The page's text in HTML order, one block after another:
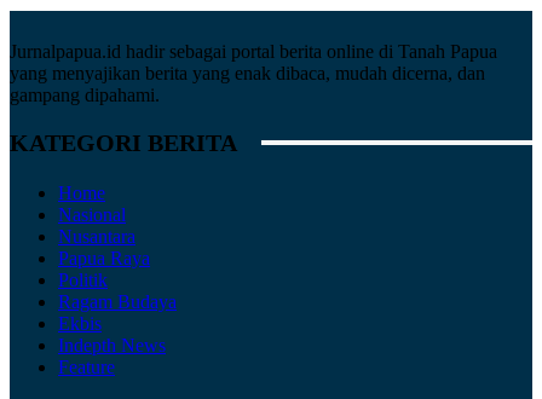
Jurnalpapua.id hadir sebagai portal berita online di Tanah Papua
yang menyajikan berita yang enak dibaca, mudah dicerna, dan
gampang dipahami.
KATEGORI BERITA
Home
Nasional
Nusantara
Papua Raya
Politik
Ragam Budaya
Ekbis
Indepth News
Feature